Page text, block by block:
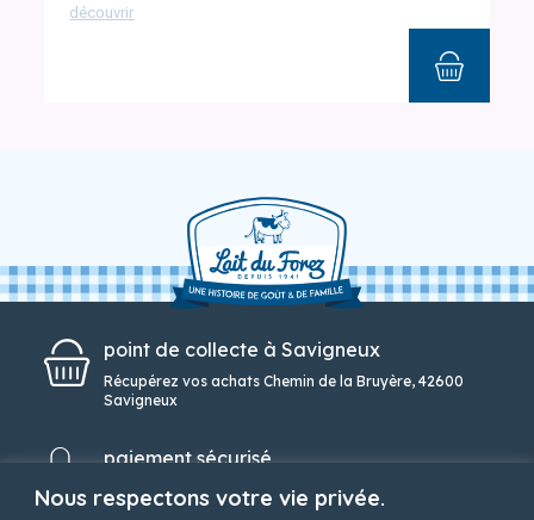
Nous respectons votre vie privée.
découvrir
point de collecte à Savigneux
Récupérez vos achats Chemin de la Bruyère, 42600
Savigneux
paiement sécurisé
Une solution de paiement simple et sécurisée